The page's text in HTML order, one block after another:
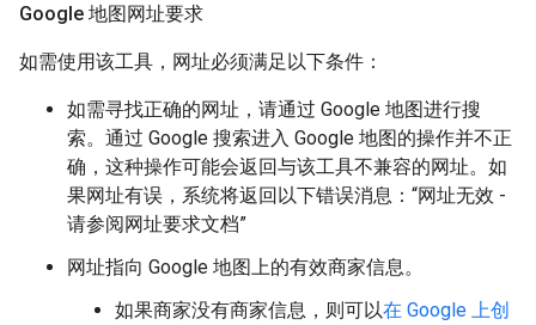
Google 地图网址要求
如需使用该工具，网址必须满足以下条件：
如需寻找正确的网址，请通过 Google 地图进行搜
索。通过 Google 搜索进入 Google 地图的操作并不正
确，这种操作可能会返回与该工具不兼容的网址。如
果网址有误，系统将返回以下错误消息：“网址无效 -
请参阅网址要求文档”
网址指向 Google 地图上的有效商家信息。
如果商家没有商家信息，则可以在 Google 上创